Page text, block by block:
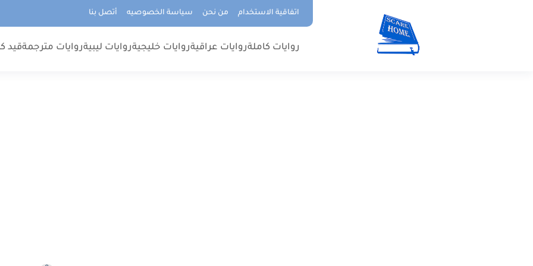
اتفاقية الاستخدام من نحن سياسة الخصوصيه أتصل بنا
روايات كاملةروايات عراقيةروايات خليجيةروايات ليبيةروايات مترجمةقيد